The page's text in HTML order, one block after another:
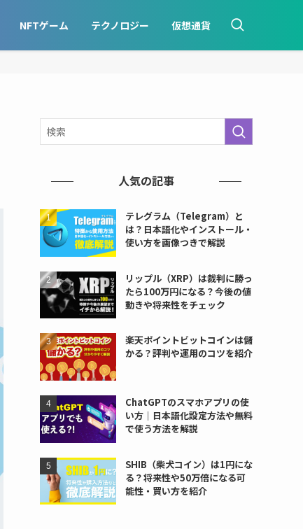
NFTゲーム テクノロジー 仮想通貨
人気の記事
テレグラム（Telegram）と
は？日本語化やインストール・
使い方を画像つきで解説
リップル（XRP）は裁判に勝っ
たら100万円になる？今後の値
動きや将来性をチェック
楽天ポイントビットコインは儲
かる？評判や運用のコツを紹介
ChatGPTのスマホアプリの使
い方｜日本語化設定方法や無料
で使う方法を解説
SHIB（柴犬コイン）は1円にな
る？将来性や50万倍になる可
能性・買い方を紹介